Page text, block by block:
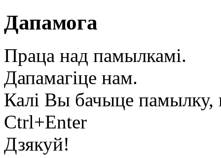
Дапамога
Праца над памылкамі.
Дапамагіце нам.
Калі Вы бачыце памылку,
Ctrl+Enter
Дзякуй!